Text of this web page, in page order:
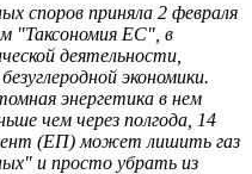
споров приняла 2 февраля
"Таксономия ЕС", в
деятельности,
экономики.
энергетика в нем
чем через полгода, 14
(ЕП) может лишить газ
и просто убрать из